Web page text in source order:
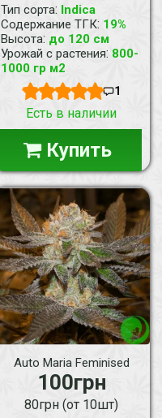
Тип сорта: Indica
Содержание ТГК: 19%
Высота: до 120 см
Урожай с растения: 800-
1000 гр м2
1
Есть в наличии
Купить
Auto Maria Feminised
100грн
80грн (от 10шт)